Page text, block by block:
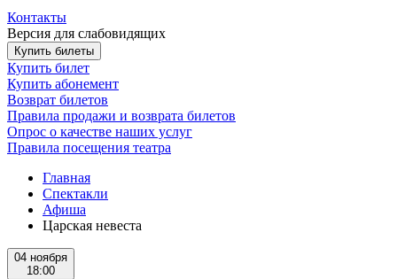
Контакты
Версия для слабовидящих
Купить билеты
Купить билет
Купить абонемент
Возврат билетов
Правила продажи и возврата билетов
Опрос о качестве наших услуг
Правила посещения театра
Главная
Спектакли
Афиша
Царская невеста
04 ноября
18:00